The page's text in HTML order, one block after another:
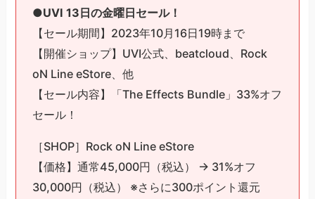
●UVI 13日の金曜日セール！
【セール期間】2023年10月16日19時まで
【開催ショップ】UVI公式、beatcloud、Rock
oN Line eStore、他
【セール内容】「The Effects Bundle」33%オフ
セール！
［SHOP］Rock oN Line eStore
【価格】通常45,000円（税込） → 31%オフ
30,000円（税込） ※さらに300ポイント還元